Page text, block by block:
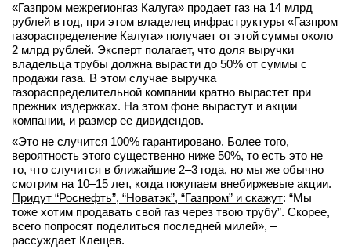
«Газпром межрегионгаз Калуга» продает газ на 14 млрд
рублей в год, при этом владелец инфраструктуры «Газпром
газораспределение Калуга» получает от этой суммы около
2 млрд рублей. Эксперт полагает, что доля выручки
владельца трубы должна вырасти до 50% от суммы с
продажи газа. В этом случае выручка
газораспределительной компании кратно вырастет при
прежних издержках. На этом фоне вырастут и акции
компании, и размер ее дивидендов.
«Это не случится 100% гарантировано. Более того,
вероятность этого существенно ниже 50%, то есть это не
то, что случится в ближайшие 2–3 года, но мы же обычно
смотрим на 10–15 лет, когда покупаем внебиржевые акции.
Придут “Роснефть”, “Новатэк”, “Газпром” и скажут: “Мы
тоже хотим продавать свой газ через твою трубу”. Скорее,
всего попросят поделиться последней милей», –
рассуждает Клещев.